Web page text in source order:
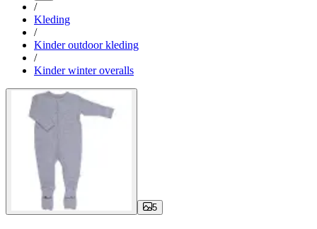
/
Kleding
/
Kinder outdoor kleding
/
Kinder winter overalls
5